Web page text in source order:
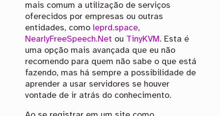
mais comum a utilização de serviços
oferecidos por empresas ou outras
entidades, como leprd.space,
NearlyFreeSpeech.Net ou TinyKVM . Esta é
uma opção mais avançada que eu não
recomendo para quem não sabe o que está
fazendo, mas há sempre a possibilidade de
aprender a usar servidores se houver
vontade de ir atrás do conhecimento.